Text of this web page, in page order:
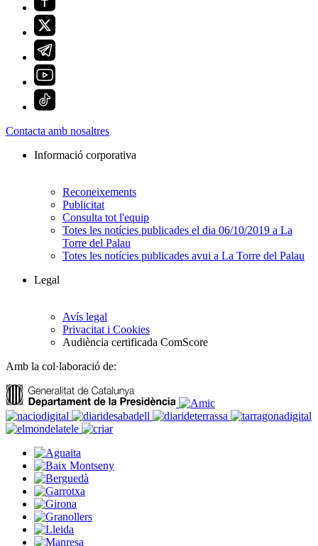
Contacta amb nosaltres
Informació corporativa
Reconeixements
Publicitat
Consulta tot l'equip
Totes les notícies publicades el dia 06/10/2019 a La
Torre del Palau
Totes les notícies publicades avui a La Torre del Palau
Legal
Avís legal
Privacitat i Cookies
Audiència certificada ComScore
Amb la col·laboració de: